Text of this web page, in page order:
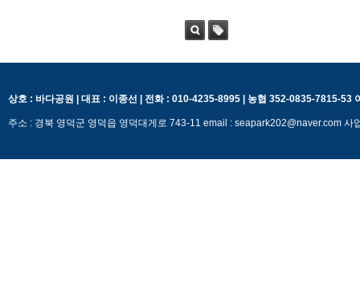
상호 : 바다공원 | 대표 : 이종선 | 전화 : 010-4235-8995 | 농협 352-0835-7815-53
주소 : 경북 영덕군 영덕읍 영덕대게로 743-11 email : seapark202@naver.com